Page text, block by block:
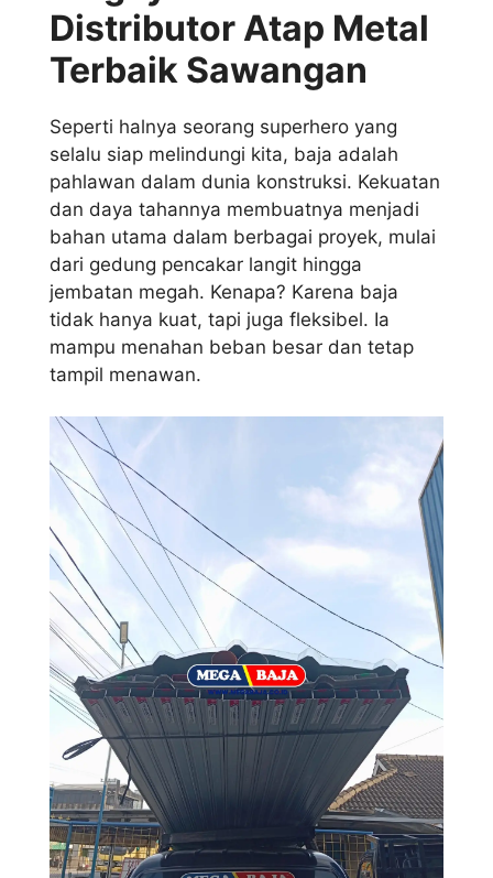
Distributor Atap Metal
Terbaik Sawangan
Seperti halnya seorang superhero yang
selalu siap melindungi kita, baja adalah
pahlawan dalam dunia konstruksi. Kekuatan
dan daya tahannya membuatnya menjadi
bahan utama dalam berbagai proyek, mulai
dari gedung pencakar langit hingga
jembatan megah. Kenapa? Karena baja
tidak hanya kuat, tapi juga fleksibel. Ia
mampu menahan beban besar dan tetap
tampil menawan.